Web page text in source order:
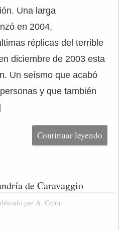
Una larga
en 2004,
réplicas del terrible
diciembre de 2003 esta
Un seísmo que acabó
y que también
Continuar leyendo
de Caravaggio
por A. Cerra